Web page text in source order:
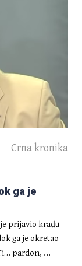
Crna kronika
ga je
prijavio krađu
ga je okretao
pardon, ...